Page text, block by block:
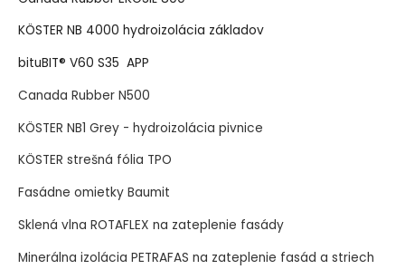
KÖSTER NB 4000 hydroizolácia základov
bituBIT® V60 S35 APP
Canada Rubber N500
KÖSTER NB1 Grey - hydroizolácia pivnice
KÖSTER strešná fólia TPO
Fasádne omietky Baumit
Sklená vlna ROTAFLEX na zateplenie fasády
Minerálna izolácia PETRAFAS na zateplenie fasád a striech